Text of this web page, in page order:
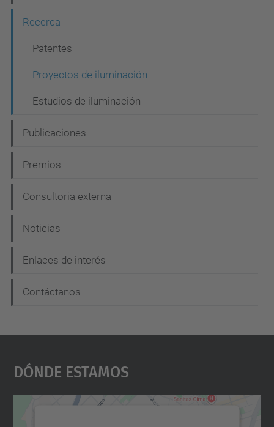
g
n
Recerca
Patentes
Proyectos de iluminación
Estudios de iluminación
Publicaciones
Premios
Consultoria externa
Noticias
Enlaces de interés
Contáctanos
Dónde Estamos